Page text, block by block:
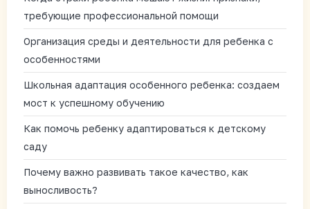
требующие профессиональной помощи
Организация среды и деятельности для ребенка с
особенностями
Школьная адаптация особенного ребенка: создаем
мост к успешному обучению
Как помочь ребенку адаптироваться к детскому
саду
Почему важно развивать такое качество, как
выносливость?